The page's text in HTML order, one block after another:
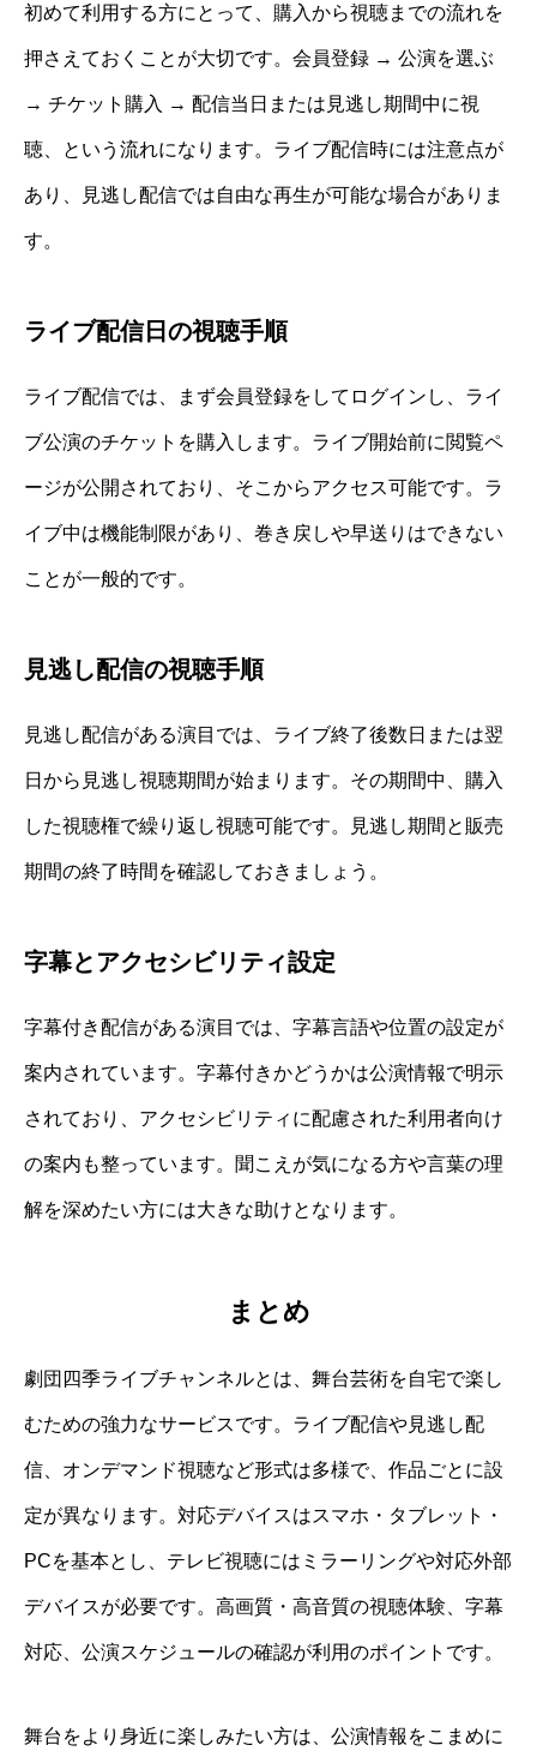
初めて利用する方にとって、購入から視聴までの流れを
押さえておくことが大切です。会員登録 → 公演を選ぶ
→ チケット購入 → 配信当日または見逃し期間中に視
聴、という流れになります。ライブ配信時には注意点が
あり、見逃し配信では自由な再生が可能な場合がありま
す。
ライブ配信日の視聴手順
ライブ配信では、まず会員登録をしてログインし、ライ
ブ公演のチケットを購入します。ライブ開始前に閲覧ペ
ージが公開されており、そこからアクセス可能です。ラ
イブ中は機能制限があり、巻き戻しや早送りはできない
ことが一般的です。
見逃し配信の視聴手順
見逃し配信がある演目では、ライブ終了後数日または翌
日から見逃し視聴期間が始まります。その期間中、購入
した視聴権で繰り返し視聴可能です。見逃し期間と販売
期間の終了時間を確認しておきましょう。
字幕とアクセシビリティ設定
字幕付き配信がある演目では、字幕言語や位置の設定が
案内されています。字幕付きかどうかは公演情報で明示
されており、アクセシビリティに配慮された利用者向け
の案内も整っています。聞こえが気になる方や言葉の理
解を深めたい方には大きな助けとなります。
まとめ
劇団四季ライブチャンネルとは、舞台芸術を自宅で楽し
むための強力なサービスです。ライブ配信や見逃し配
信、オンデマンド視聴など形式は多様で、作品ごとに設
定が異なります。対応デバイスはスマホ・タブレット・
PCを基本とし、テレビ視聴にはミラーリングや対応外部
デバイスが必要です。高画質・高音質の視聴体験、字幕
対応、公演スケジュールの確認が利用のポイントです。
舞台をより身近に楽しみたい方は、公演情報をこまめに